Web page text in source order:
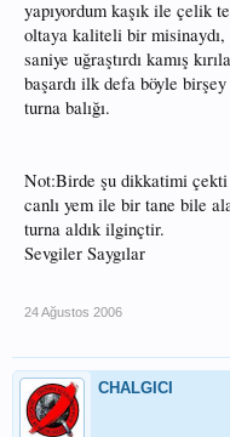
yapıyordum kaşık ile çelik
oltaya kaliteli bir misinaydı,
saniye uğraştırdı kamış
başardı ilk defa böyle
turna balığı.
Not:Birde şu dikkatimi çekti
canlı yem ile bir tane bile
turna aldık ilginçtir.
Sevgiler Saygılar
24 Ağustos 2006
CHALGICI